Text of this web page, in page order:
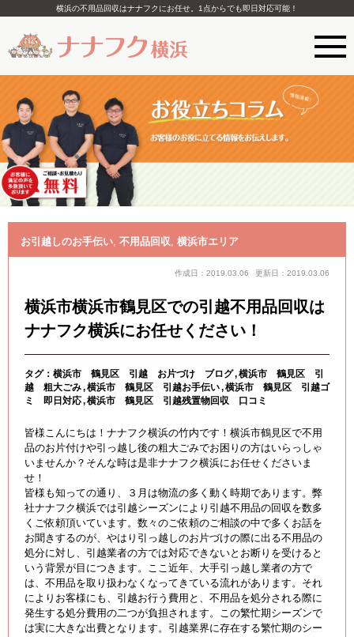
横浜の不用品回収はナナフクにお任せ。1点からでも即日対応可能！
お引越しのお手伝い, 不用品回収, 横浜市エリア
作成日：2019.03.06 更新日：2019.03.06
横浜市横浜市鶴見区での引越不用品回収は
ナナフク横浜にお任せください！
タグ： 横浜市 鶴見区 引越 お片づけ ブログ 横浜市 鶴見区 引
越 粗大ごみ 横浜市 鶴見区 引越お手伝い 横浜市 鶴見区 引越ゴ
ミ 即日対応 横浜市 鶴見区 引越残置物回収 口コミ
皆様こんにちは！ナナフク横浜の竹内です！横浜市鶴見区で不用
品のお片付けや引っ越し後の粗大ごみでお困りの方はいらっしゃ
いませんか？そんな時は是非ナナフク横浜にお任せくださいま
せ！
皆様も知っての通り、３月は物流の多く動く時期であります。弊
社ナナフク横浜では引越シーズンにより引越不用品の回収を数多
くご依頼頂いています。数々のご依頼のご相談の中で多くお話を
お聞きするのが、やはり引っ越しのお片づけの際に出る不用品の
処分に対し、引越業者の方では対応できないとお断りを受けると
いう背景が目につきます。ここ近年、大手引っ越し業者の方で
は、不用品を取り扱わなくなってきている流れがあります。それ
によりお客様にも、引越お行う費用と、不用品を処分される際に
発生する処分費用の二つが負担されます。この繁忙期シーズンで
は実に大きな出費となります。引越業界に存在する繁忙期のシー